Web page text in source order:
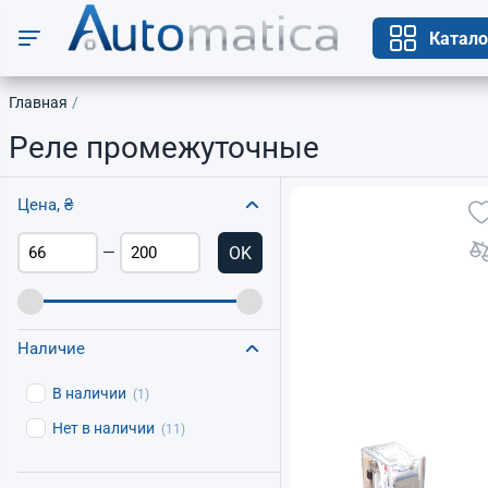
Главная
Реле промежуточные
Цена, ₴
— OK
Наличие
В наличии (1)
Нет в наличии (11)